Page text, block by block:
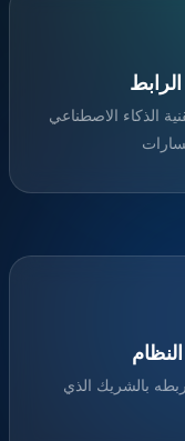
الذكاء الاصطناعي
بالشريك الذي